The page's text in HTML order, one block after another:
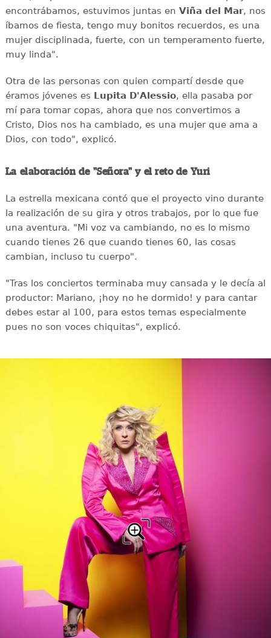
encontrábamos, estuvimos juntas en Viña del Mar, nos
íbamos de fiesta, tengo muy bonitos recuerdos, es una
mujer disciplinada, fuerte, con un temperamento fuerte,
muy linda".
Otra de las personas con quien compartí desde que
éramos jóvenes es Lupita D'Alessio, ella pasaba por
mí para tomar copas, ahora que nos convertimos a
Cristo, Dios nos ha cambiado, es una mujer que ama a
Dios, con todo", explicó.
La elaboración de "Señora" y el reto de Yuri
La estrella mexicana contó que el proyecto vino durante
la realización de su gira y otros trabajos, por lo que fue
una aventura. "Mi voz va cambiando, no es lo mismo
cuando tienes 26 que cuando tienes 60, las cosas
cambian, incluso tu cuerpo".
"Tras los conciertos terminaba muy cansada y le decía al
productor: Mariano, ¡hoy no he dormido! y para cantar
debes estar al 100, para estos temas especialmente
pues no son voces chiquitas", explicó.